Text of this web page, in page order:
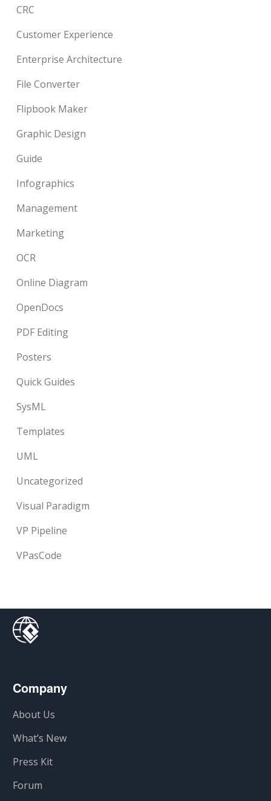
CRC
Customer Experience
Enterprise Architecture
File Converter
Flipbook Maker
Graphic Design
Guide
Infographics
Management
Marketing
OCR
Online Diagram
OpenDocs
PDF Editing
Posters
Quick Guides
SysML
Templates
UML
Uncategorized
Visual Paradigm
VP Pipeline
VPasCode
Company
About Us
What’s New
Press Kit
Forum